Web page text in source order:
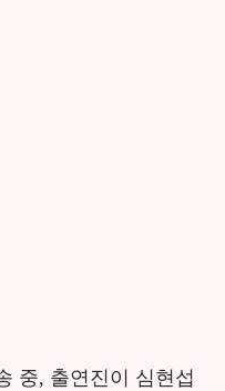
중, 출연진이 심현섭